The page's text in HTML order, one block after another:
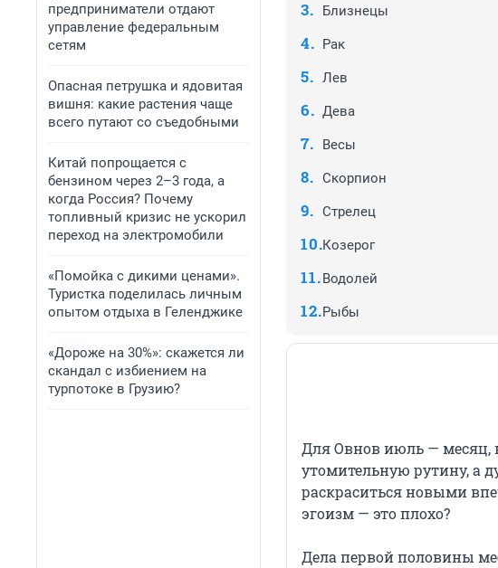
предприниматели отдают
управление федеральным
сетям
Опасная петрушка и ядовитая
вишня: какие растения чаще
всего путают со съедобными
Китай попрощается с
бензином через 2–3 года, а
когда Россия? Почему
топливный кризис не ускорил
переход на электромобили
«Помойка с дикими ценами».
Туристка поделилась личным
опытом отдыха в Геленджике
«Дороже на 30%»: скажется ли
скандал с избиением на
турпотоке в Грузию?
Близнецы
Рак
Лев
Дева
Весы
Скорпион
Стрелец
Козерог
Водолей
Рыбы
Для Овнов июль — месяц,
утомительную рутину, а
раскраситься новыми
эгоизм — это плохо?
Дела первой половины